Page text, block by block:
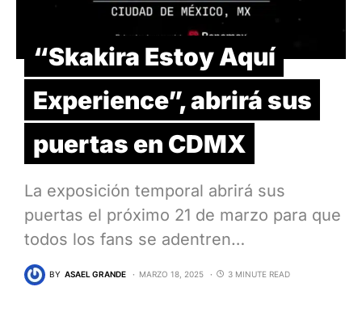
“Skakira Estoy Aquí
Experience”, abrirá sus
puertas en CDMX
La exposición temporal abrirá sus
puertas el próximo 21 de marzo para que
todos los fans se adentren…
BY ASAEL GRANDE MARZO 18, 2025 3 MINUTE READ